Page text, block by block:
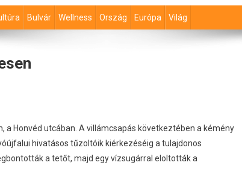
Bulvár Wellness Ország Európa Világ
a Honvéd utcában. A villámcsapás következtében a kémény
hivatásos tűzoltóik kiérkezéséig a tulajdonos
a tetőt, majd egy vízsugárral eloltották a